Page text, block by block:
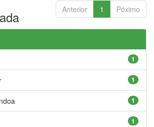
Anterior 1 Póximo
1
1
1
1